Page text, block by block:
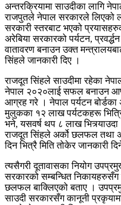
अन्तरक्रियामा साउदीका लागि
राजपुतले नेपाल सरकारले लिएको
सरकारी स्तरबाट भएको
अरेबिया सरकारको पर्यटन,
वातावरण बनाउन उक्त
सिंहले जानकारी दिए ।
राजदूत सिंहले साउदीमा रहेका
नेपाल २०२०लाई सफल बनाउन
आग्रह गरे । नेपाल पर्यटन बोर्डका
मुलुकका १२ लाख पर्यटकहरू
भने, यसवर्ष थप ८ लाख
राजदूत सिंहले अर्को छलफल तथा
दिन भित्रै मिति तोकेर जानकारी
त्यसैगरी दूतावासका नियोग
सरकारको सम्बन्धित
छलफल बाक्लिएको बताए ।
साउदी सरकारसँग कानूनी